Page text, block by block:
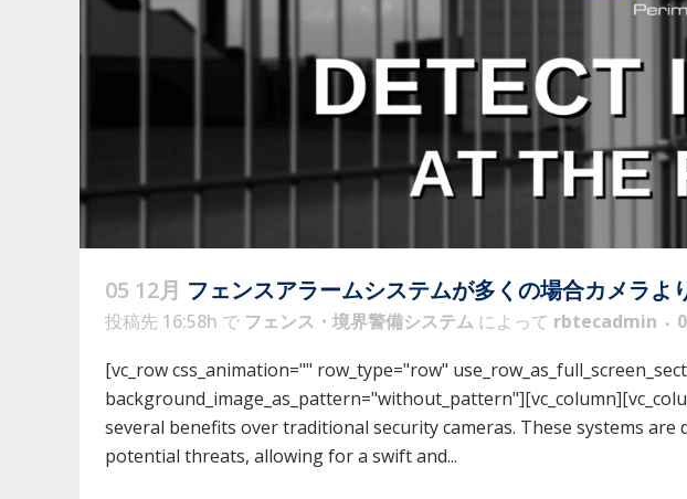
05 12月 フェンスアラームシステムが多くの場合カメラよ
投稿先 16:58h で フェンス・境界警備システム によって rbtecadmin
[vc_row css_animation="" row_type="row"
several benefits over traditional security cameras. These systems
potential threats, allowing for a swift and...